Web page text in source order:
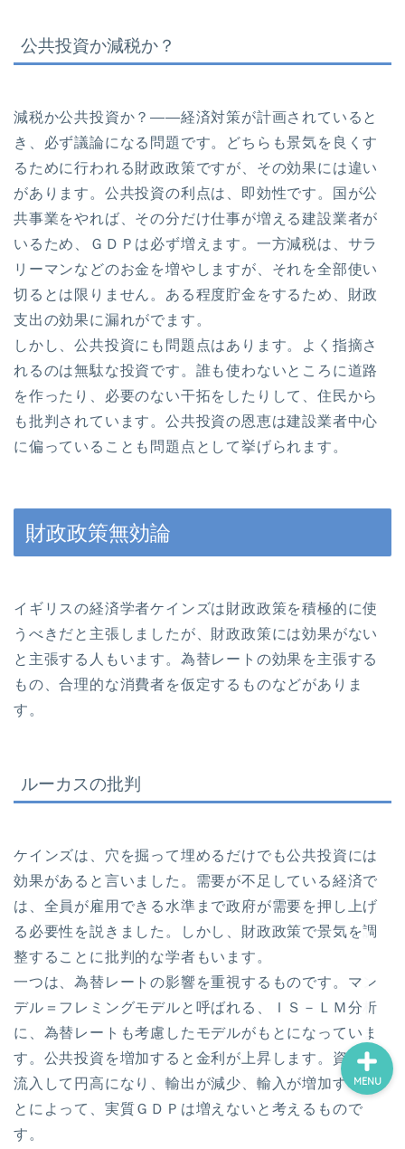
公共投資か減税か？
減税か公共投資か？――経済対策が計画されていると
き、必ず議論になる問題です。どちらも景気を良くす
るために行われる財政政策ですが、その効果には違い
があります。公共投資の利点は、即効性です。国が公
共事業をやれば、その分だけ仕事が増える建設業者が
いるため、ＧＤＰは必ず増えます。一方減税は、サラ
リーマンなどのお金を増やしますが、それを全部使い
切るとは限りません。ある程度貯金をするため、財政
支出の効果に漏れがでます。
しかし、公共投資にも問題点はあります。よく指摘さ
れるのは無駄な投資です。誰も使わないところに道路
を作ったり、必要のない干拓をしたりして、住民から
も批判されています。公共投資の恩恵は建設業者中心
に偏っていることも問題点として挙げられます。
財政政策無効論
イギリスの経済学者ケインズは財政政策を積極的に使
うべきだと主張しましたが、財政政策には効果がない
と主張する人もいます。為替レートの効果を主張する
もの、合理的な消費者を仮定するものなどがありま
す。
ルーカスの批判
ケインズは、穴を掘って埋めるだけでも公共投資には
効果があると言いました。需要が不足している経済で
は、全員が雇用できる水準まで政府が需要を押し上げ
る必要性を説きました。しかし、財政政策で景気を調
整することに批判的な学者もいます。
一つは、為替レートの影響を重視するものです。マン
デル＝フレミングモデルと呼ばれる、ＩＳ－ＬＭ分析
に、為替レートも考慮したモデルがもとになっていま
す。公共投資を増加すると金利が上昇します。資金が
流入して円高になり、輸出が減少、輸入が増加するこ
とによって、実質ＧＤＰは増えないと考えるもので
す。
MENU
お問い合わせ
オフィス海水浴について｜